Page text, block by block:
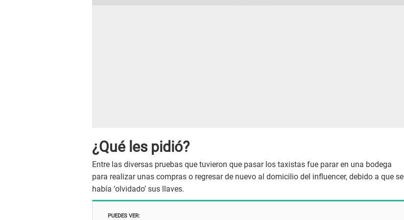
¿Qué les pidió?
Entre las diversas pruebas que tuvieron que pasar los taxistas fue parar en una bodega
para realizar unas compras o regresar de nuevo al domicilio del influencer, debido a que se
había ‘olvidado’ sus llaves.
PUEDES VER: